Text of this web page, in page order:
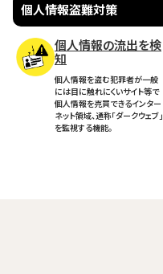
個人情報盗難対策
個人情報の流出を検
知
個人情報を盗む犯罪者が一般
には目に触れにくいサイト等で
個人情報を売買できるインター
ネット領域、通称「ダークウェブ」
を監視する機能。